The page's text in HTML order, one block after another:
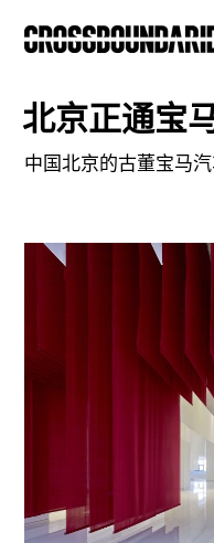
北京正通宝
中国北京的古董宝马